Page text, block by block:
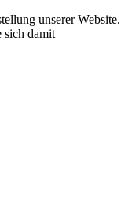
unserer Website.
sich damit